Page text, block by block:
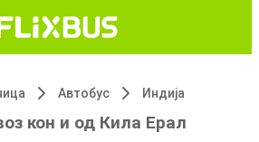
Автобус Индија
кон и од Кила Ерал